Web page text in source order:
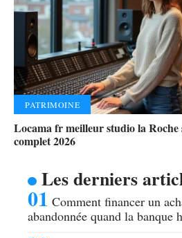
PATRIMOINE
Locama fr meilleur studio la Roche
complet 2026
Les derniers
Comment financer un
abandonnée quand la banque